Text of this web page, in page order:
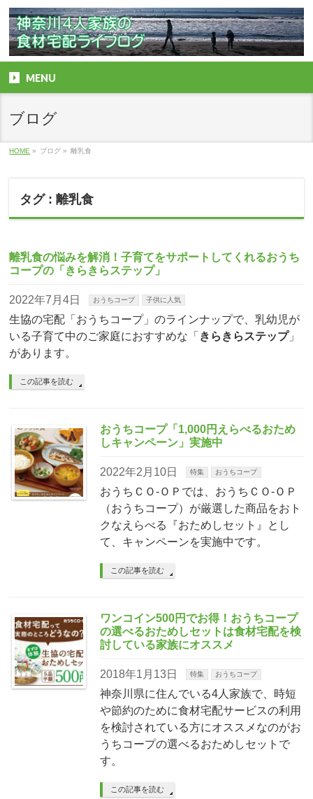
MENU
ブログ
HOME » ブログ » 離乳食
タグ : 離乳食
離乳食の悩みを解消！子育てをサポートしてくれるおうち
コープの「きらきらステップ」
2022年7月4日 おうちコープ 子供に人気
生協の宅配「おうちコープ」のラインナップで、乳幼児が
いる子育て中のご家庭におすすめな「 きらきらステップ」
があります。
この記事を読む
おうちコープ「1,000円えらべるおため
しキャンペーン」実施中
2022年2月10日 特集 おうちコープ
おうちＣＯ-ＯＰでは、おうちＣＯ-ＯＰ
（おうちコープ）が厳選した商品をおト
クなえらべる『おためしセット』とし
て、キャンペーンを実施中です。
この記事を読む
ワンコイン500円でお得！おうちコープ
の選べるおためしセットは食材宅配を検
討している家族にオススメ
2018年1月13日 特集 おうちコープ
神奈川県に住んでいる4人家族で、時短
や節約のために食材宅配サービスの利用
を検討されている方にオススメなのがお
うちコープの選べるおためしセットで
す。
この記事を読む